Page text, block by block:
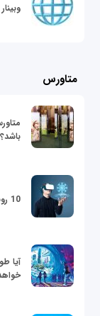
متاورس
باشد؟
10 روند برتر تجارت و فناوری در سال 2022
آیا